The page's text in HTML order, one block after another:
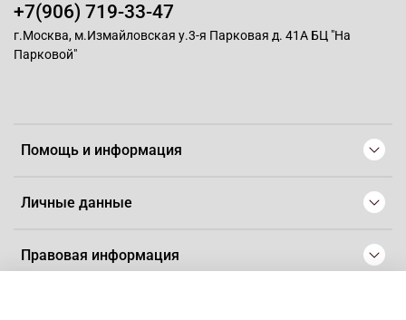
Помощь и информация
Личные данные
Правовая информация
+7(906) 719-33-47
г.Москва, м.Измайловская у.3-я Парковая д. 41А БЦ "На
Парковой"